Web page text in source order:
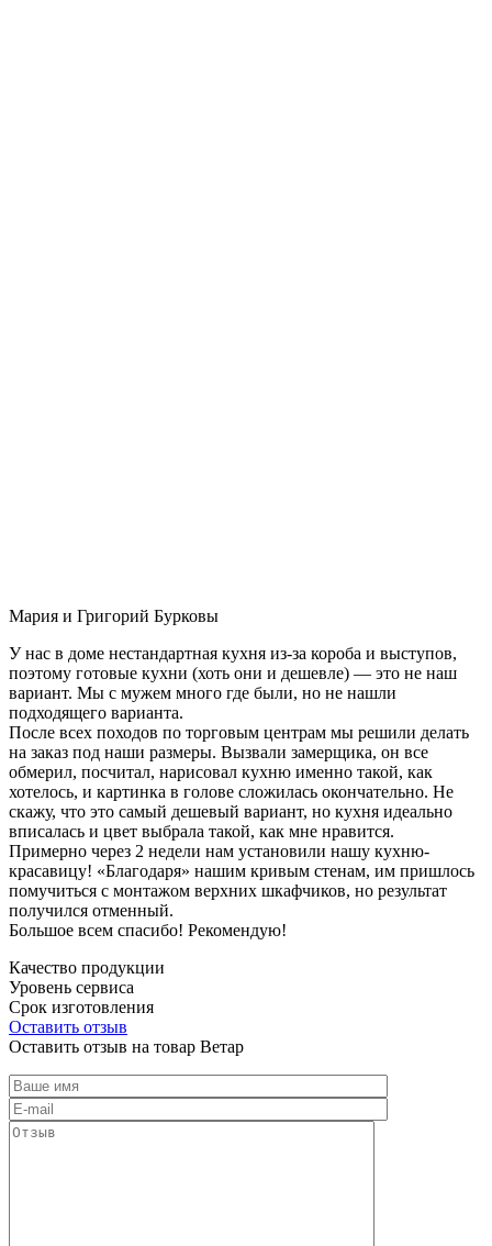
Мария и Григорий Бурковы
У нас в доме нестандартная кухня из-за короба и выступов,
поэтому готовые кухни (хоть они и дешевле) — это не наш
вариант. Мы с мужем много где были, но не нашли
подходящего варианта.
После всех походов по торговым центрам мы решили делать
на заказ под наши размеры. Вызвали замерщика, он все
обмерил, посчитал, нарисовал кухню именно такой, как
хотелось, и картинка в голове сложилась окончательно. Не
скажу, что это самый дешевый вариант, но кухня идеально
вписалась и цвет выбрала такой, как мне нравится.
Примерно через 2 недели нам установили нашу кухню-
красавицу! «Благодаря» нашим кривым стенам, им пришлось
помучиться с монтажом верхних шкафчиков, но результат
получился отменный.
Большое всем спасибо! Рекомендую!
Качество продукции
Уровень сервиса
Срок изготовления
Оставить отзыв
Оставить отзыв на товар Ветар